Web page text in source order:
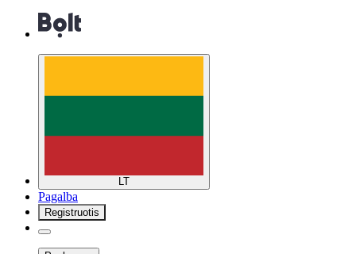
LT
Pagalba
Registruotis